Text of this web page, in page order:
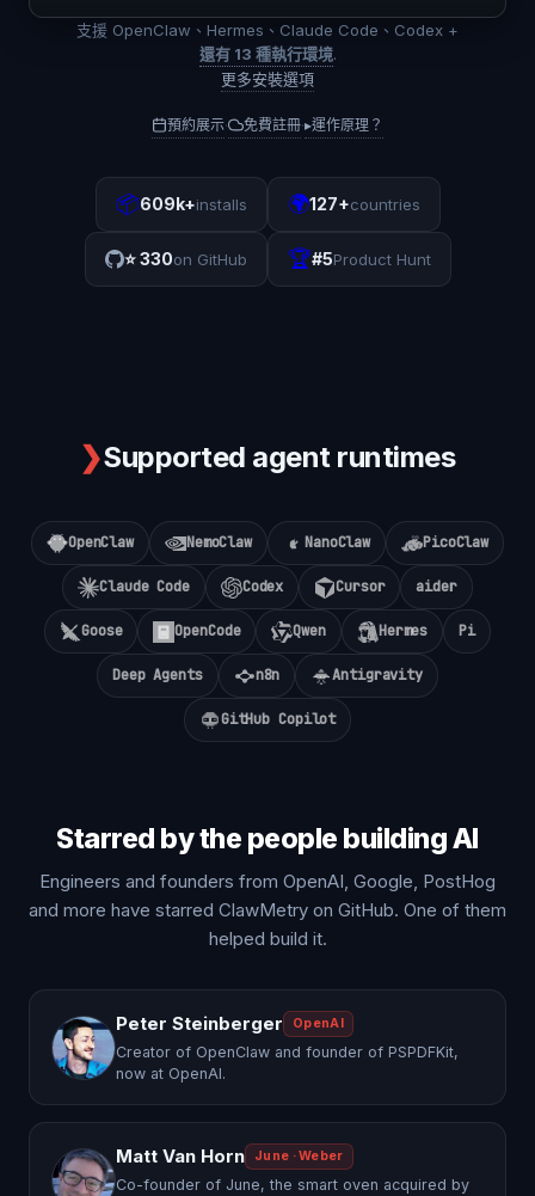
支援 OpenClaw、Hermes、Claude Code、Codex +
還有 13 種執行環境.
更多安裝選項
預約展示· 免費註冊·▸運作原理？
📦609k+installs 🌍127+countries
⭐330on GitHub 🏆#5Product Hunt
❯Supported agent runtimes
OpenClaw NemoClaw NanoClaw PicoClaw
Claude Code Codex Cursor aider
Goose OpenCode Qwen Hermes Pi
Deep Agents n8n Antigravity
GitHub Copilot
Starred by the people building AI
Engineers and founders from OpenAI, Google, PostHog
and more have starred ClawMetry on GitHub. One of them
helped build it.
Peter Steinberger OpenAI
Creator of OpenClaw and founder of PSPDFKit,
now at OpenAI.
Matt Van Horn June · Weber
Co-founder of June, the smart oven acquired by